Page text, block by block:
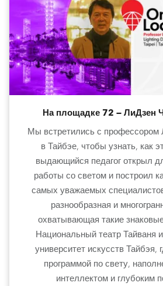
На площадке 72 — ЛиДзен
Мы встретились с
в Тайбэе, чтобы узнать, как
выдающийся педагог открыл
работы со светом и построил
самых уважаемых
разнообразная и
охватывающая такие
Национальный театр Тайваня
университет искусств Тайбэя,
программой по свету,
интеллектом и глубоким